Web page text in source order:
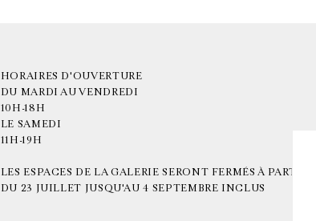
HORAIRES D'OUVERTURE
DU MARDI AU VENDREDI
10H-18H
LE SAMEDI
11H-19H
LES ESPACES DE LA GALERIE SERONT FERMÉS À PARTIR
DU 23 JUILLET JUSQU'AU 4 SEPTEMBRE INCLUS